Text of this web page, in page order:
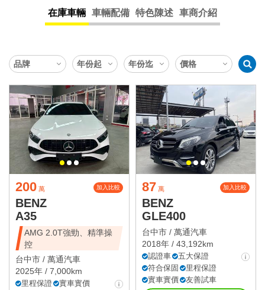
在庫車輛 車輛配備 特色陳述 車商介紹
200 萬 加入比較
BENZ
A35
AMG 2.0T強勁、精準操
控
台中市 / 萬通汽車
2025年 / 7,000km
里程保證
實車實價
87 萬 加入比較
BENZ
GLE400
台中市 / 萬通汽車
2018年 / 43,192km
認證車
五大保證
符合保固
里程保證
實車實價
友善試車